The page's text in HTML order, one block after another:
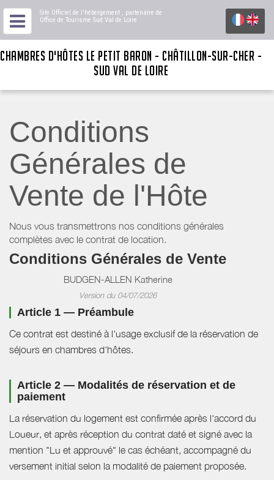
Site Officiel de l'hébergement , partenaire de
Office de Tourisme Sud Val de Loire
CHAMBRES D'HÔTES LE PETIT BARON - CHÂTILLON-SUR-CHER -
SUD VAL DE LOIRE
Conditions
Générales de
Vente de l'Hôte
Nous vous transmettrons nos conditions générales
complètes avec le contrat de location.
Conditions Générales de Vente
BUDGEN-ALLEN Katherine
Version du 04/07/2026
Article 1 — Préambule
Ce contrat est destiné à l'usage exclusif de la réservation de
séjours en chambres d'hôtes.
Article 2 — Modalités de réservation et de
paiement
La réservation du logement est confirmée après l'accord du
Loueur, et après réception du contrat daté et signé avec la
mention "Lu et approuvé" le cas échéant, accompagné du
versement initial selon la modalité de paiement proposée.